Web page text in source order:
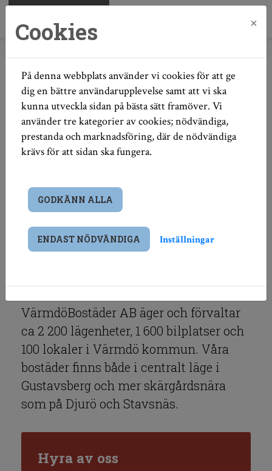
Våra objekt
VärmdöBostäder AB äger och förvaltar
ca 2 200 lägenheter, 1 600 bilplatser och
100 lokaler i Värmdö kommun. Våra
bostäder finns både i centralt läge i
Gustavsberg och mer skärgårdsnära
som på Djurö och Stavsnäs.
Hyra av oss
Cookies ×
På denna webbplats använder vi cookies för att ge
dig en bättre användarupplevelse samt att vi ska
kunna utveckla sidan på bästa sätt framöver. Vi
använder tre kategorier av cookies; nödvändiga,
prestanda och marknadsföring, där de nödvändiga
krävs för att sidan ska fungera.
GODKÄNN ALLA
ENDAST NÖDVÄNDIGA Inställningar